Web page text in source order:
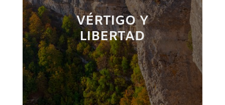
VÉRTIGO Y
LIBERTAD